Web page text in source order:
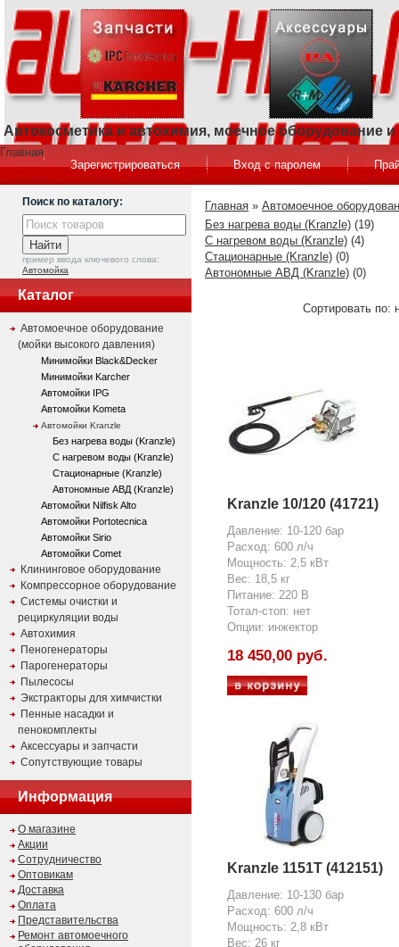
Автокосметика и автохимия, моечное оборудование
Главная
Зарегистрироваться
Вход с паролем
Поиск по каталогу:
пример ввода ключевого слова:
Автомойка
Каталог
Автомоечное оборудование
(мойки высокого давления)
Минимойки Black&Decker
Минимойки Karcher
Автомойки IPG
Автомойки Kometa
Автомойки Kranzle
Без нагрева воды (Kranzle)
С нагревом воды (Kranzle)
Стационарные (Kranzle)
Автономные АВД (Kranzle)
Автомойки Nilfisk Alto
Автомойки Portotecnica
Автомойки Sirio
Автомойки Comet
Клининговое оборудование
Компрессорное оборудование
Системы очистки и
рециркуляции воды
Автохимия
Пеногенераторы
Парогенераторы
Пылесосы
Экстракторы для химчистки
Пенные насадки и
пенокомплекты
Аксессуары и запчасти
Сопутствующие товары
Информация
О магазине
Акции
Сотрудничество
Оптовикам
Доставка
Оплата
Представительства
Ремонт автомоечного
Главная » Автомоечное
Без нагрева воды (Kranzle) (19)
С нагревом воды (Kranzle) (4)
Стационарные (Kranzle) (0)
Автономные АВД (Kranzle) (0)
Сортировать по:
Kranzle 10/120 (41721)
Давление: 10-120 бар
Расход: 600 л/ч
Мощность: 2,5 кВт
Вес: 18,5 кг
Питание: 220 В
Тотал-стоп: нет
Опции: инжектор
18 450,00 руб.
Kranzle 1151T (412151)
Давление: 10-130 бар
Расход: 600 л/ч
Мощность: 2,8 кВт
Вес: 26 кг